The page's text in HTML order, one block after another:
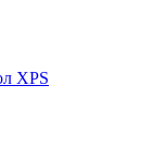
XPS